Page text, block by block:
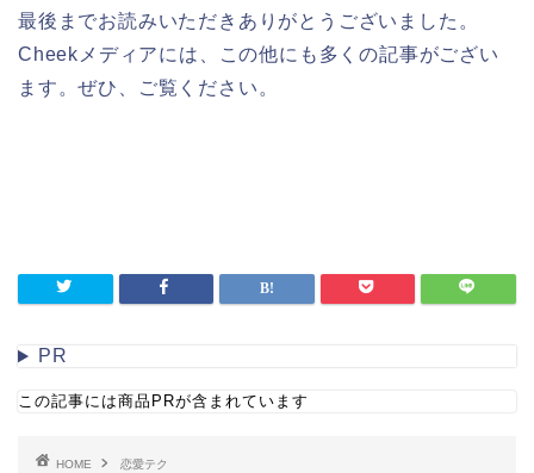
最後までお読みいただきありがとうございました。
Cheekメディアには、この他にも多くの記事がござい
ます。ぜひ、ご覧ください。
PR
この記事には商品PRが含まれています
HOME
恋愛テク